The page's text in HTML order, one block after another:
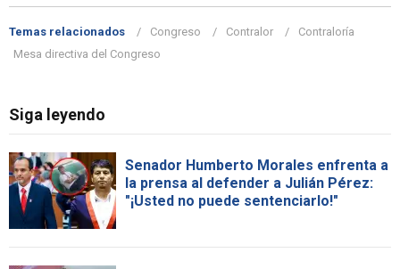
Temas relacionados Congreso Contralor
Contraloría
Mesa directiva del Congreso
Siga leyendo
Senador Humberto Morales enfrenta a
la prensa al defender a Julián Pérez:
"¡Usted no puede sentenciarlo!"